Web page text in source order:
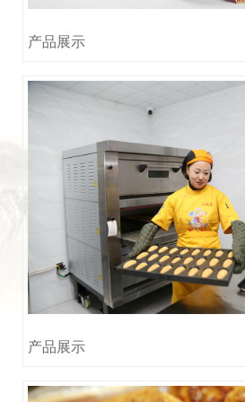
产品展示
产品展示